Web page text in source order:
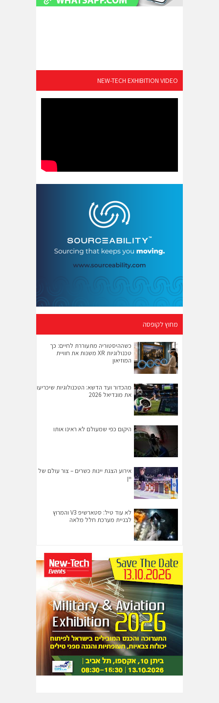
NEW-TECH EXHIBITION VIDEO
מחוץ לקופסה
כשההיסטוריה מתעוררת לחיים: כך
טכנולוגיות XR משנות את חוויית
המוזיאון
מהכדור ועד הדשא: הטכנולוגיות שיכריעו
את מונדיאל 2026
היקום כפי שמעולם לא ראינו אותו
אירוע הצגת יינות כשרים – צור עולם של
יין
לא עוד טיל: סטארשיפ V3 והמרוץ
לבניית מערכת חלל מלאה